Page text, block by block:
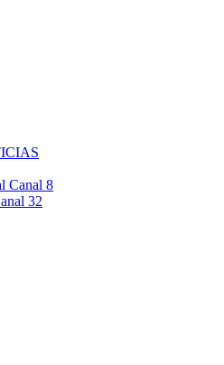
Canal 8
32